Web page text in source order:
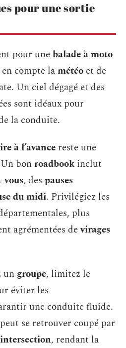
pour une sortie
pour unebalade à moto
compte lamétéo et de
Un ciel dégagé et des
sont idéaux pour
la conduite.
à l’avance reste une
bonroadbookinclut
vous, des pauses
du midi. Privilégiez les
plus
agrémentées devirages
un groupe, limitez le
éviter les
une conduite fluide.
se retrouver coupé par
intersection, rendant la